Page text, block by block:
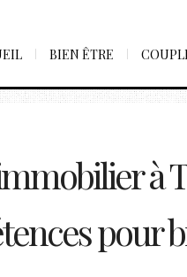
BIEN ÊTRE
à
pour